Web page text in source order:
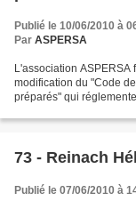
Publié le 10/06/2010 à
Par ASPERSA
L'association ASPERSA
modification du "Code
préparés" qui
73 - Reinach
Publié le 07/06/2010 à